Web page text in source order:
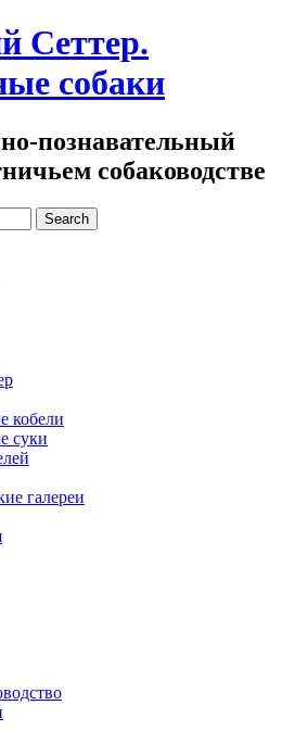
Сеттер.
собаки
познавательный
собаководстве
кобели
суки
галереи